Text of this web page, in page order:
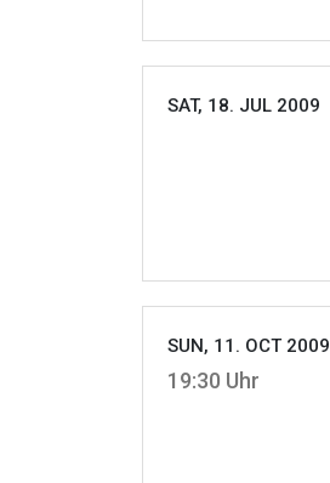
SAT, 18. JUL 2009
SUN, 11. OCT 2009
19:30 Uhr